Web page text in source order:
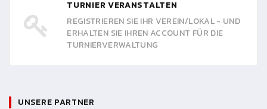
TURNIER VERANSTALTEN
REGISTRIEREN SIE IHR VEREIN/LOKAL - UND
ERHALTEN SIE IHREN ACCOUNT FÜR DIE
TURNIERVERWALTUNG
UNSERE PARTNER